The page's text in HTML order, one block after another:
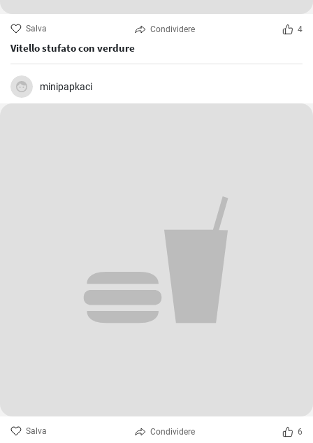
Salva Condividere 4
Vitello stufato con verdure
minipapkaci
Salva Condividere 6